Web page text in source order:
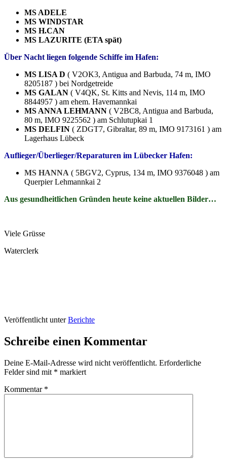
MS ADELE
MS WINDSTAR
MS H.CAN
MS LAZURITE (ETA spät)
Über Nacht liegen folgende Schiffe im Hafen:
MS LISA D ( V2OK3, Antigua and Barbuda, 74 m, IMO
8205187 ) bei Nordgetreide
MS GALAN ( V4QK, St. Kitts and Nevis, 114 m, IMO
8844957 ) am ehem. Havemannkai
MS ANNA LEHMANN ( V2BC8, Antigua and Barbuda,
80 m, IMO 9225562 ) am Schlutupkai 1
MS DELFIN ( ZDGT7, Gibraltar, 89 m, IMO 9173161 ) am
Lagerhaus Lübeck
Auflieger/Überlieger/Reparaturen im Lübecker Hafen:
MS HANNA ( 5BGV2, Cyprus, 134 m, IMO 9376048 ) am
Querpier Lehmannkai 2
Aus gesundheitlichen Gründen heute keine aktuellen Bilder…
Viele Grüsse
Waterclerk
Veröffentlicht unter Berichte
Schreibe einen Kommentar
Deine E-Mail-Adresse wird nicht veröffentlicht. Erforderliche
Felder sind mit * markiert
Kommentar *